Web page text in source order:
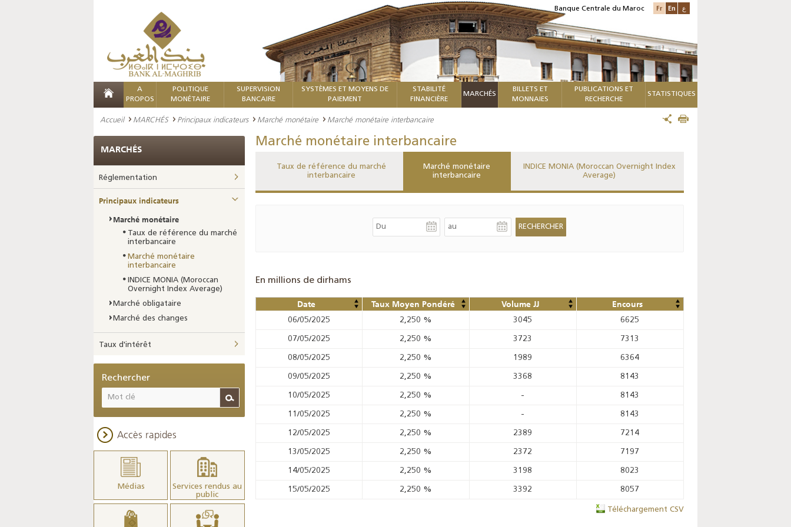
Banque Centrale du Maroc Fr En ع
A
PROPOS
POLITIQUE
MONÉTAIRE
SUPERVISION
BANCAIRE
SYSTÈMES ET MOYENS DE
PAIEMENT
STABILITÉ
FINANCIÈRE
MARCHÉS
BILLETS ET
MONNAIES
PUBLICATIONS ET
RECHERCHE
STATISTIQUES
Accueil MARCHÉS Principaux indicateurs Marché monétaire Marché monétaire interbancaire
Marché monétaire interbancaire
Taux de référence du marché
interbancaire
Marché monétaire
interbancaire
INDICE MONIA (Moroccan Overnight Index
Average)
En millions de dirhams
Date Taux Moyen Pondéré Volume JJ Encours
06/05/2025 2,250 % 3045 6625
07/05/2025 2,250 % 3723 7313
08/05/2025 2,250 % 1989 6364
09/05/2025 2,250 % 3368 8143
10/05/2025 2,250 % - 8143
11/05/2025 2,250 % - 8143
12/05/2025 2,250 % 2389 7214
13/05/2025 2,250 % 2372 7197
14/05/2025 2,250 % 3198 8023
15/05/2025 2,250 % 3392 8057
Téléchargement CSV
MARCHÉS
Réglementation
Principaux indicateurs
Marché monétaire
Taux de référence du marché
interbancaire
Marché monétaire
interbancaire
INDICE MONIA (Moroccan
Overnight Index Average)
Marché obligataire
Marché des changes
Taux d'intérêt
Rechercher
Accès rapides
Médias
Services rendus au
public